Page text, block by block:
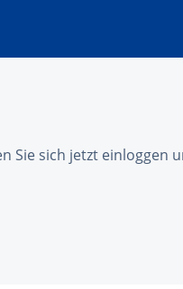
Sie sich jetzt einloggen